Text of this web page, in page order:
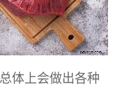
体上会做出各种